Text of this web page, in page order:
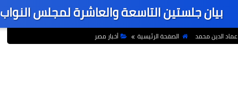
بيان جلستين التاسعة والعاشرة لمجلس النواب
عماد الدين محمد الصفحة الرئيسية أخبار مصر